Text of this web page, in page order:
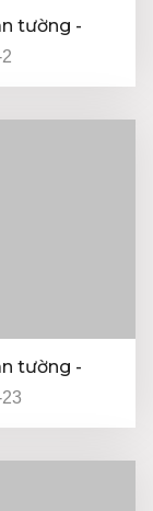
tường -
tường -